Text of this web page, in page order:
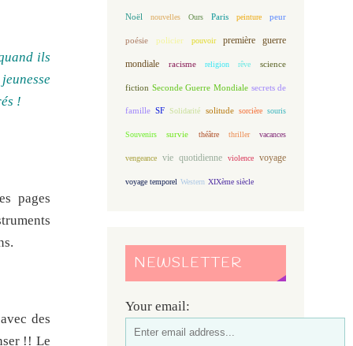
ils
!
pages
des
!! Le
Noël nouvelles Ours Paris peinture peur
poésie policier pouvoir première guerre
mondiale racisme religion rêve science
fiction Seconde Guerre Mondiale secrets de
famille SF Solidarité solitude sorcière souris
Souvenirs survie théâtre thriller vacances
vengeance vie quotidienne violence voyage
voyage temporel Western XIXème siècle
NEWSLETTER
Your email: